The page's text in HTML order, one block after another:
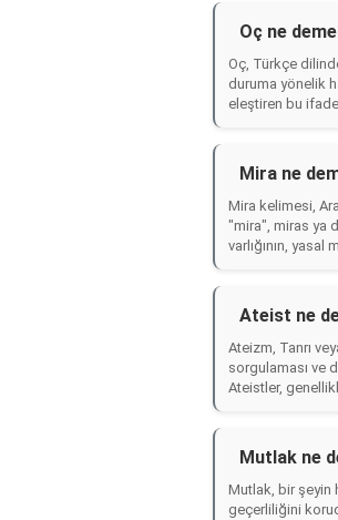
Oç ne
Oç, Türkçe
duruma yönelik
eleştiren bu
Mira ne
Mira kelimesi,
"mira", miras ya
varlığının, yasal
Ateist ne
Ateizm, Tanrı
sorgulaması ve
Ateistler,
Mutlak ne
Mutlak, bir şeyin
geçerliliğini